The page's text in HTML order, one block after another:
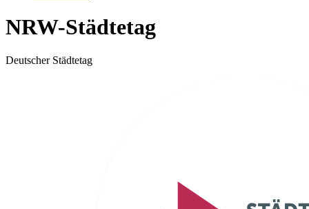
NRW-Städtetag
Deutscher Städtetag